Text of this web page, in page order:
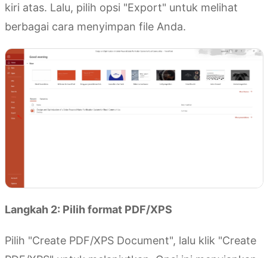
kiri atas. Lalu, pilih opsi "Export" untuk melihat
berbagai cara menyimpan file Anda.
Langkah 2: Pilih format PDF/XPS
Pilih "Create PDF/XPS Document", lalu klik "Create